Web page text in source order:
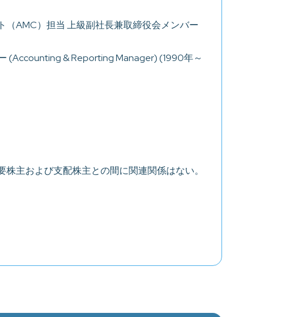
（AMC）担当 上級副社長兼取締役会メンバー
(Accounting & Reporting Manager) (1990年～
主および支配株主との間に関連関係はない。